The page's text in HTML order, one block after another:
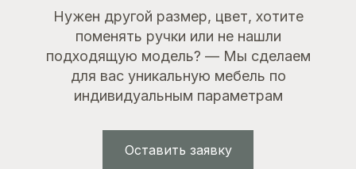
Нужен другой размер, цвет, хотите
поменять ручки или не нашли
подходящую модель? — Мы сделаем
для вас уникальную мебель по
индивидуальным параметрам
Оставить заявку